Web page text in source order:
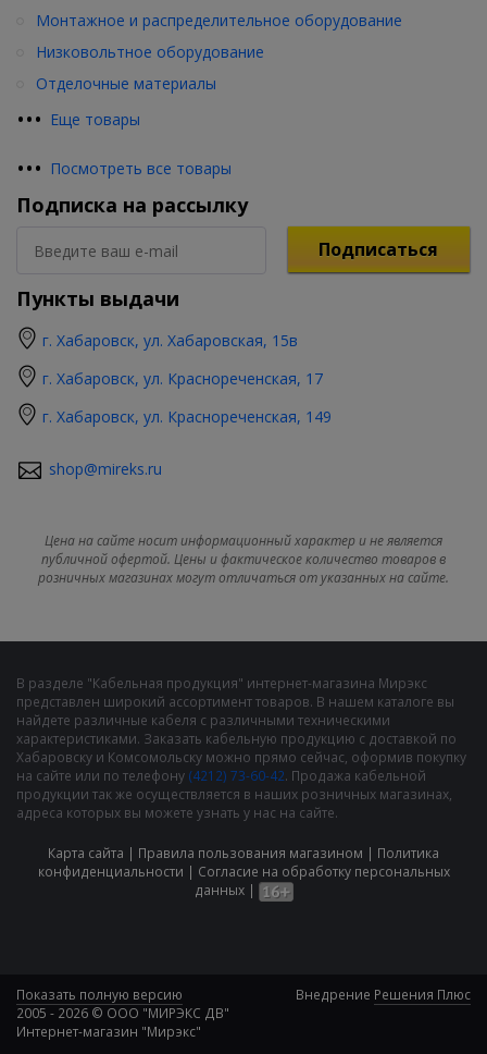
••• Еще товары
Монтажное и распределительное оборудование
Низковольтное оборудование
Отделочные материалы
••• Посмотреть все товары
Подписка на рассылку
Подписаться
Пункты выдачи
г. Хабаровск, ул. Хабаровская, 15в
г. Хабаровск, ул. Краснореченская, 17
г. Хабаровск, ул. Краснореченская, 149
shop@mireks.ru
Цена на сайте носит информационный характер и не является
публичной офертой. Цены и фактическое количество товаров в
розничных магазинах могут отличаться от указанных на сайте.
В разделе "Кабельная продукция" интернет-магазина Мирэкс
представлен широкий ассортимент товаров. В нашем каталоге вы
найдете различные кабеля с различными техническими
характеристиками. Заказать кабельную продукцию с доставкой по
Хабаровску и Комсомольску можно прямо сейчас, оформив покупку
на сайте или по телефону (4212) 73-60-42. Продажа кабельной
продукции так же осуществляется в наших розничных магазинах,
адреса которых вы можете узнать у нас на сайте.
Карта сайта | Правила пользования магазином | Политика
конфиденциальности | Cогласие на обработку персональных
данных|
Показать полную версию
2005 - 2026 © ООО "МИРЭКС ДВ"
Интернет-магазин "Мирэкс"
Внедрение Решения Плюс